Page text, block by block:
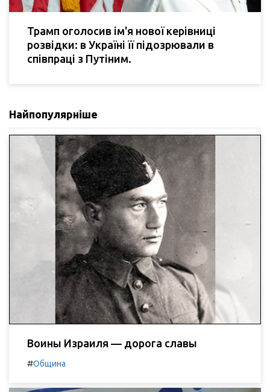
Трамп оголосив ім'я нової керівниці
розвідки: в Україні її підозрювали в
співпраці з Путіним.
Найпопулярніше
Воины Израиля — дорога славы
#Община